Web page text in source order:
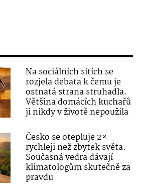
Na sociálních sítích se
rozjela debata k čemu je
ostnatá strana struhadla.
Většina domácích kuchařů
ji nikdy v životě nepoužila
Česko se otepluje 2×
rychleji než zbytek světa.
Současná vedra dávají
klimatologům skutečně za
pravdu